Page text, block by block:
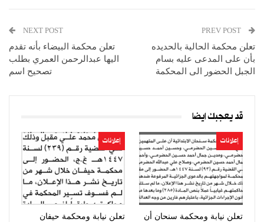
تعلن محكمة الحالية بالحديده
بأن على المدعى عليه بسام
الجبل الحضور الى المحكمة
NEXT POST
تعلن محكمة البيضاء بأنه تقدم
اليها عبدالرحمن العمري بطلب
تصحيح اسم
قد يعجبك ايضا
إعلانات
تعلن نيابة ومحكمة سنحان أن
إعلانات
تعلن نيابة ومحكمة حيفان